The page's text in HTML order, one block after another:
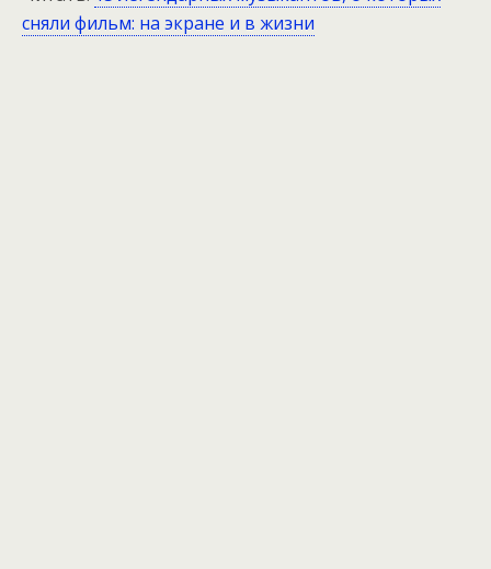
сняли фильм: на экране и в жизни